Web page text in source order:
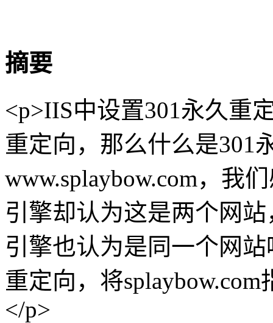
摘要
<p>IIS中设置301永久重
重定向，那么什么是301
www.splaybow.com，我
引擎却认为这是两个网
引擎也认为是同一个网
重定向，将splaybow.com
</p>